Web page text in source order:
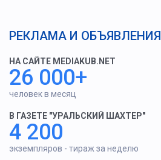
РЕКЛАМА И ОБЪЯВЛЕНИЯ
НА САЙТЕ MEDIAKUB.NET
26 000+
человек в месяц
В ГАЗЕТЕ "УРАЛЬСКИЙ ШАХТЕР"
4 200
экземпляров - тираж за неделю